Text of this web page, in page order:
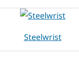
Steelwrist